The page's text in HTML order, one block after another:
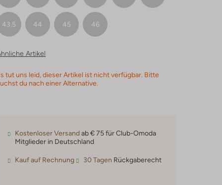
43,5 44 45 46
Artikel
tut uns leid, dieser Artikel ist nicht verfügbar. Bitte
du nach einer Alternative.
Kostenloser Versandab € 75 für Club-Omoda
Mitglieder in Deutschland
Kauf auf Rechnung 30 Tagen Rückgaberecht